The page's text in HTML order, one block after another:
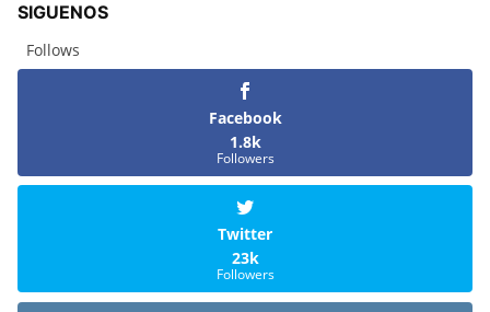
SIGUENOS
Follows
Facebook
1.8k
Followers
Twitter
23k
Followers